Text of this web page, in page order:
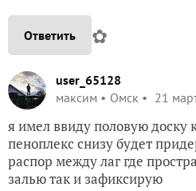
Ответить ✿
user_65128
максим
Омск 21
я имел ввиду половую доску
пеноплекс снизу будет
распор между лаг где
залью так и зафиксирую